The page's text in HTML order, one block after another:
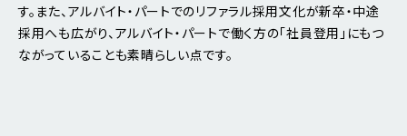
す。また、アルバイト・パートでのリファラル採用文化が新卒・中途
採用へも広がり、アルバイト・パートで働く方の「社員登用」にもつ
ながっていることも素晴らしい点です。